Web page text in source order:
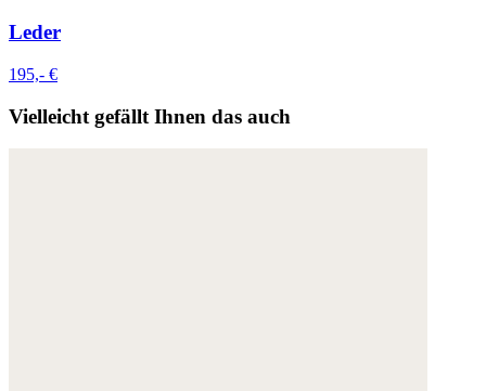
Leder
195,- €
Vielleicht gefällt Ihnen das auch